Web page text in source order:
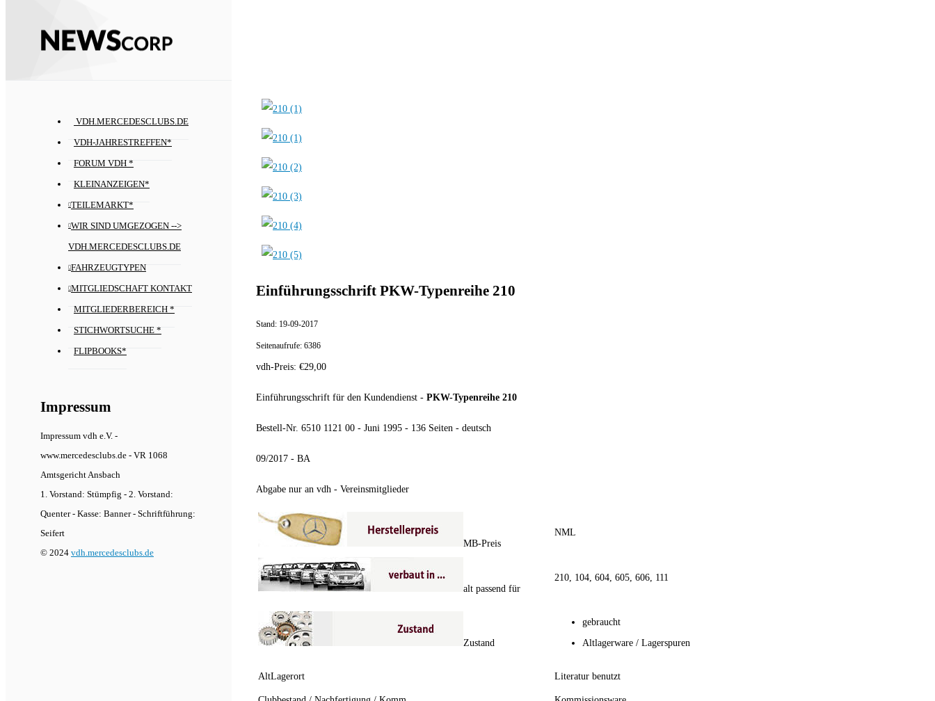
VDH.MERCEDESCLUBS.DE
VDH-JAHRESTREFFEN*
FORUM VDH *
KLEINANZEIGEN*
TEILEMARKT*
WIR SIND UMGEZOGEN -->
VDH.MERCEDESCLUBS.DE
FAHRZEUGTYPEN
MITGLIEDSCHAFT KONTAKT
MITGLIEDERBEREICH *
STICHWORTSUCHE *
FLIPBOOKS*
Impressum
Impressum vdh e.V. -
www.mercedesclubs.de - VR 1068
Amtsgericht Ansbach
1. Vorstand: Stümpfig - 2. Vorstand:
Quenter - Kasse: Banner - Schriftführung:
Seifert
© 2024 vdh.mercedesclubs.de
Einführungsschrift PKW-Typenreihe 210
Stand: 19-09-2017
Seitenaufrufe: 6386
vdh-Preis: €29,00
Einführungsschrift für den Kundendienst - PKW-Typenreihe 210
Bestell-Nr. 6510 1121 00 - Juni 1995 - 136 Seiten - deutsch
09/2017 - BA
Abgabe nur an vdh - Vereinsmitglieder
MB-Preis
NML
alt passend für
210, 104, 604, 605, 606, 111
Zustand
gebraucht
Altlagerware / Lagerspuren
AltLagerort Literatur benutzt